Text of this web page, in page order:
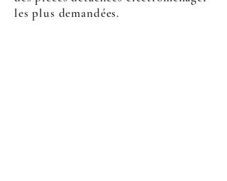
les plus demandées.